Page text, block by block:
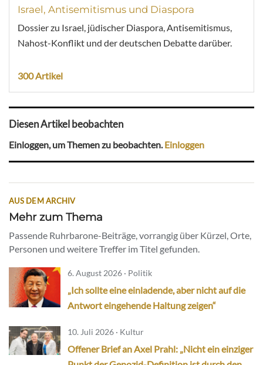
Israel, Antisemitismus und Diaspora
Dossier zu Israel, jüdischer Diaspora, Antisemitismus,
Nahost-Konflikt und der deutschen Debatte darüber.
300 Artikel
Diesen Artikel beobachten
Einloggen, um Themen zu beobachten.Einloggen
AUS DEM ARCHIV
Mehr zum Thema
Passende Ruhrbarone-Beiträge, vorrangig über Kürzel, Orte,
Personen und weitere Treffer im Titel gefunden.
6. August 2026 · Politik
„Ich sollte eine einladende, aber nicht auf die
Antwort eingehende Haltung zeigen“
10. Juli 2026 · Kultur
Offener Brief an Axel Prahl: „Nicht ein einziger